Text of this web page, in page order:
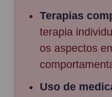
Terapias
terapia
os aspectos
Uso de